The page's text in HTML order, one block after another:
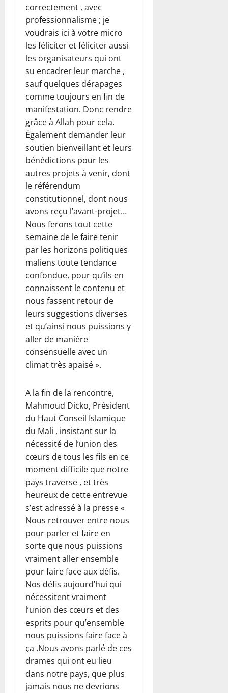
correctement , avec
professionnalisme ; je
voudrais ici à votre micro
les féliciter et féliciter aussi
les organisateurs qui ont
su encadrer leur marche ,
sauf quelques dérapages
comme toujours en fin de
manifestation. Donc rendre
grâce à Allah pour cela.
Également demander leur
soutien bienveillant et leurs
bénédictions pour les
autres projets à venir, dont
le référendum
constitutionnel, dont nous
avons reçu l’avant-projet…
Nous ferons tout cette
semaine de le faire tenir
par les horizons politiques
maliens toute tendance
confondue, pour qu’ils en
connaissent le contenu et
nous fassent retour de
leurs suggestions diverses
et qu’ainsi nous puissions y
aller de manière
consensuelle avec un
climat très apaisé ».
A la fin de la rencontre,
Mahmoud Dicko, Président
du Haut Conseil Islamique
du Mali , insistant sur la
nécessité de l’union des
cœurs de tous les fils en ce
moment difficile que notre
pays traverse , et très
heureux de cette entrevue
s’est adressé à la presse «
Nous retrouver entre nous
pour parler et faire en
sorte que nous puissions
vraiment aller ensemble
pour faire face aux défis.
Nos défis aujourd’hui qui
nécessitent vraiment
l’union des cœurs et des
esprits pour qu’ensemble
nous puissions faire face à
ça .Nous avons parlé de ces
drames qui ont eu lieu
dans notre pays, que plus
jamais nous ne devrions